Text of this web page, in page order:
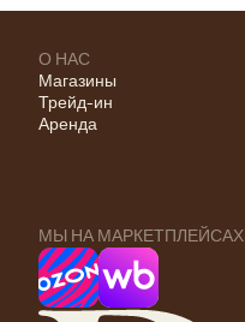
О НАС
Магазины
Трейд-ин
Аренда
МЫ НА МАРКЕТПЛЕЙСАХ